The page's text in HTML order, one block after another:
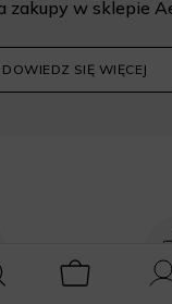
Koszyk
zakupy w sklepie
DOWIEDZ SIĘ WIĘCEJ